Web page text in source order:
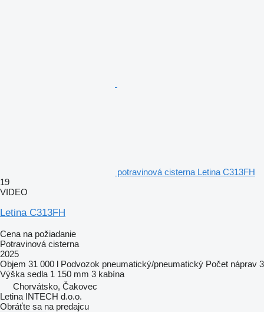
potravinová cisterna Letina C313FH
19
VIDEO
Letina C313FH
Cena na požiadanie
Potravinová cisterna
2025
Objem 31 000 l Podvozok pneumatický/pneumatický Počet náprav 3
Výška sedla 1 150 mm 3 kabína
Chorvátsko, Čakovec
Letina INTECH d.o.o.
Obráťte sa na predajcu